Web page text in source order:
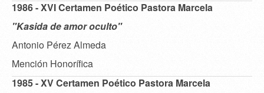
1986 - XVI Certamen Poético Pastora Marcela
"Kasida de amor oculto"
Antonio Pérez Almeda
Mención Honorífica
1985 - XV Certamen Poético Pastora Marcela